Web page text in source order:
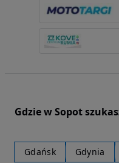
Gdzie w Sopot
Gdańsk Gdynia